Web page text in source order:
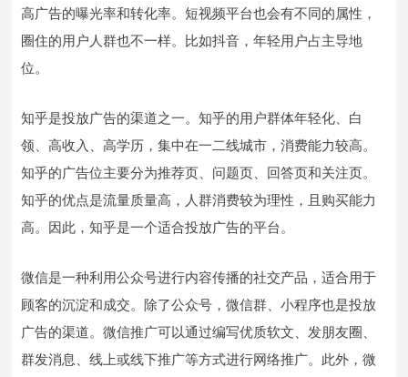
高广告的曝光率和转化率。短视频平台也会有不同的属性，
圈住的用户人群也不一样。比如抖音，年轻用户占主导地
位。
知乎是投放广告的渠道之一。知乎的用户群体年轻化、白
领、高收入、高学历，集中在一二线城市，消费能力较高。
知乎的广告位主要分为推荐页、问题页、回答页和关注页。
知乎的优点是流量质量高，人群消费较为理性，且购买能力
高。因此，知乎是一个适合投放广告的平台。
微信是一种利用公众号进行内容传播的社交产品，适合用于
顾客的沉淀和成交。除了公众号，微信群、小程序也是投放
广告的渠道。微信推广可以通过编写优质软文、发朋友圈、
群发消息、线上或线下推广等方式进行网络推广。此外，微